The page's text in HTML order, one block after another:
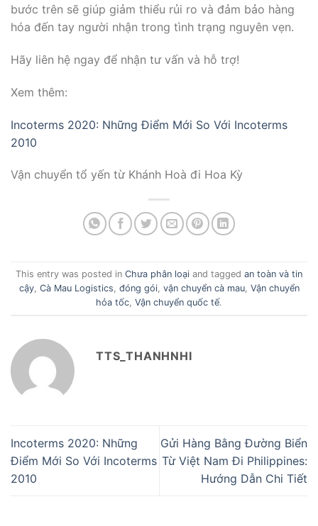
bước trên sẽ giúp giảm thiểu rủi ro và đảm bảo hàng
hóa đến tay người nhận trong tình trạng nguyên vẹn.
Hãy liên hệ ngay để nhận tư vấn và hỗ trợ!
Xem thêm:
Incoterms 2020: Những Điểm Mới So Với Incoterms
2010
Vận chuyển tổ yến từ Khánh Hoà đi Hoa Kỳ
This entry was posted in Chưa phân loại and tagged an toàn và tin
cậy, Cà Mau Logistics đóng gói, vận chuyển cà mau, Vận chuyển
hỏa tốc Vận chuyển quốc tế.
TTS_THANHNHI
Incoterms 2020: Những
Điểm Mới So Với Incoterms
2010
Gửi Hàng Bằng Đường Biển
Từ Việt Nam Đi Philippines:
Hướng Dẫn Chi Tiết